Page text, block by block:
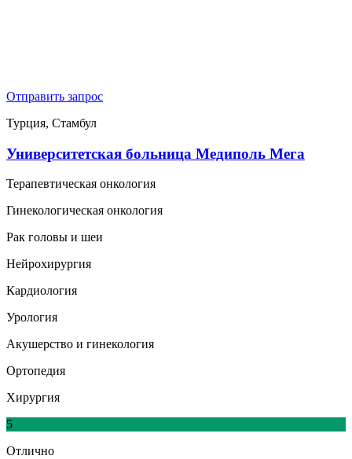
Отправить запрос
Турция, Стамбул
Университетская больница Медиполь Мега
Терапевтическая онкология
Гинекологическая онкология
Рак головы и шеи
Нейрохирургия
Кардиология
Урология
Акушерство и гинекология
Ортопедия
Хирургия
5
Отлично